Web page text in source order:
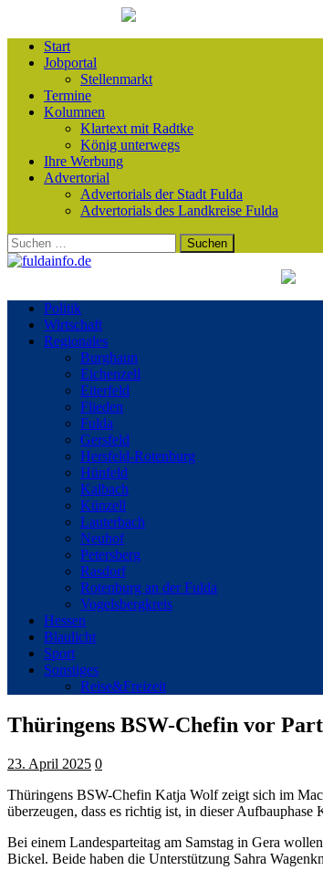
Start
Jobportal
Stellenmarkt
Termine
Kolumnen
Klartext mit Radtke
König unterwegs
Ihre Werbung
Advertorial
Advertorials der Stadt Fulda
Advertorials des Landkreise Fulda
Suchen
nach:
Politik
Wirtschaft
Regionales
Burghaun
Eichenzell
Eiterfeld
Flieden
Fulda
Gersfeld
Hersfeld-Rotenburg
Hünfeld
Kalbach
Künzell
Lauterbach
Neuhof
Petersberg
Rasdorf
Rotenburg an der Fulda
Vogelsbergkreis
Hessen
Blaulicht
Sport
Sonstiges
Reise&Freizeit
Thüringens BSW-Chefin vor
23. April 2025 0
Thüringens BSW-Chefin Katja Wolf zeigt sich im
überzeugen, dass es richtig ist, in dieser
Bei einem Landesparteitag am Samstag in Gera
Bickel. Beide haben die Unterstützung Sahra